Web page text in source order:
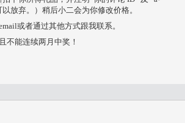
以放弃。）稍后小二会为你修改价格。
或者通过其他方式跟我联系。
不能连续两月中奖！